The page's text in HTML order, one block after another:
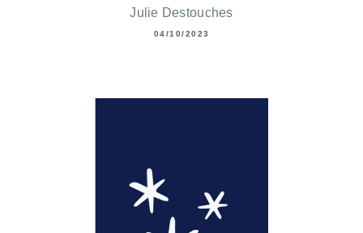
Julie Destouches
04/10/2023